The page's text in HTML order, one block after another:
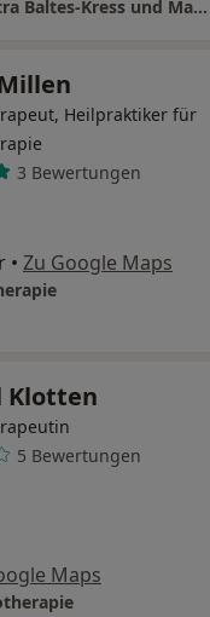
Therapiezentrum Pfalzel Petra Baltes-Kress und Martin Frankreiter
Heilpraktiker für
3 Bewertungen
• Zu Google Maps
Klotten
5 Bewertungen
Maps